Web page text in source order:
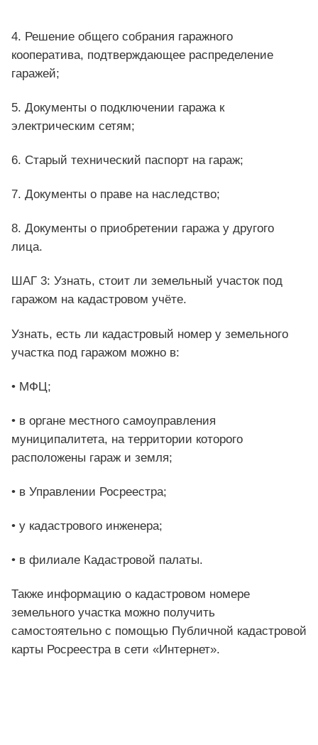
4. Решение общего собрания гаражного
кооператива, подтверждающее распределение
гаражей;
5. Документы о подключении гаража к
электрическим сетям;
6. Старый технический паспорт на гараж;
7. Документы о праве на наследство;
8. Документы о приобретении гаража у другого
лица.
ШАГ 3: Узнать, стоит ли земельный участок под
гаражом на кадастровом учёте.
Узнать, есть ли кадастровый номер у земельного
участка под гаражом можно в:
• МФЦ;
• в органе местного самоуправления
муниципалитета, на территории которого
расположены гараж и земля;
• в Управлении Росреестра;
• у кадастрового инженера;
• в филиале Кадастровой палаты.
Также информацию о кадастровом номере
земельного участка можно получить
самостоятельно с помощью Публичной кадастровой
карты Росреестра в сети «Интернет».